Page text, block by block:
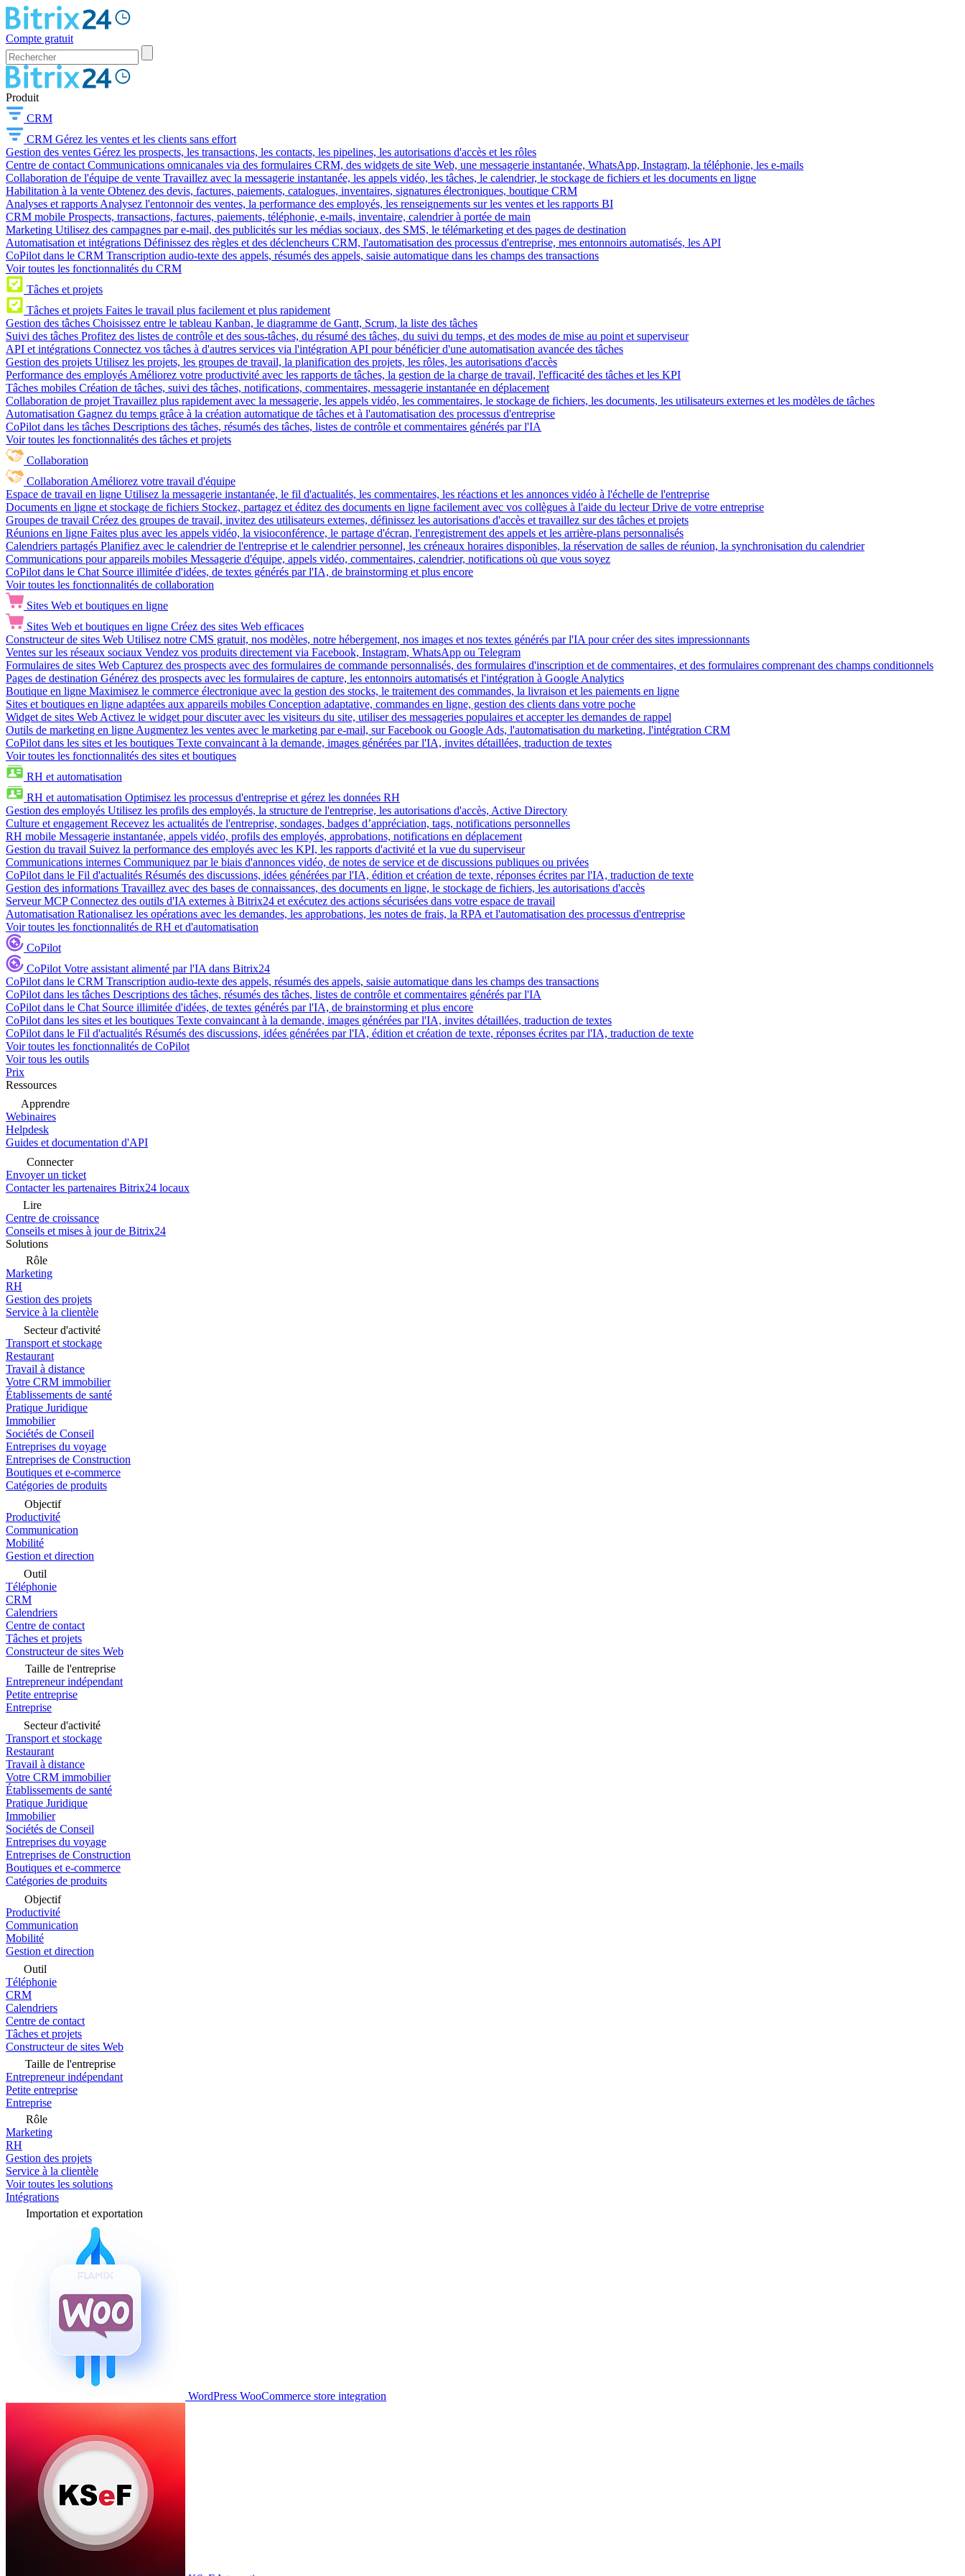
Compte gratuit
Produit
CRM
CRM Gérez les ventes et les clients sans effort
Gestion des ventes Gérez les prospects, les transactions, les contacts, les pipelines, les autorisations d'accès et les rôles
Centre de contact Communications omnicanales via des formulaires CRM, des widgets de site Web, une messagerie instantanée, WhatsApp, Instagram, la téléphonie, les e-mails
Collaboration de l'équipe de vente Travaillez avec la messagerie instantanée, les appels vidéo, les tâches, le calendrier, le stockage de fichiers et les documents en ligne
Habilitation à la vente Obtenez des devis, factures, paiements, catalogues, inventaires, signatures électroniques, boutique CRM
Analyses et rapports Analysez l'entonnoir des ventes, la performance des employés, les renseignements sur les ventes et les rapports BI
CRM mobile Prospects, transactions, factures, paiements, téléphonie, e-mails, inventaire, calendrier à portée de main
Marketing Utilisez des campagnes par e-mail, des publicités sur les médias sociaux, des SMS, le télémarketing et des pages de destination
Automatisation et intégrations Définissez des règles et des déclencheurs CRM, l'automatisation des processus d'entreprise, mes entonnoirs automatisés, les API
CoPilot dans le CRM Transcription audio-texte des appels, résumés des appels, saisie automatique dans les champs des transactions
Voir toutes les fonctionnalités du CRM
Tâches et projets
Tâches et projets Faites le travail plus facilement et plus rapidement
Gestion des tâches Choisissez entre le tableau Kanban, le diagramme de Gantt, Scrum, la liste des tâches
Suivi des tâches Profitez des listes de contrôle et des sous-tâches, du résumé des tâches, du suivi du temps, et des modes de mise au point et superviseur
API et intégrations Connectez vos tâches à d'autres services via l'intégration API pour bénéficier d'une automatisation avancée des tâches
Gestion des projets Utilisez les projets, les groupes de travail, la planification des projets, les rôles, les autorisations d'accès
Performance des employés Améliorez votre productivité avec les rapports de tâches, la gestion de la charge de travail, l'efficacité des tâches et les KPI
Tâches mobiles Création de tâches, suivi des tâches, notifications, commentaires, messagerie instantanée en déplacement
Collaboration de projet Travaillez plus rapidement avec la messagerie, les appels vidéo, les commentaires, le stockage de fichiers, les documents, les utilisateurs externes et les modèles de tâches
Automatisation Gagnez du temps grâce à la création automatique de tâches et à l'automatisation des processus d'entreprise
CoPilot dans les tâches Descriptions des tâches, résumés des tâches, listes de contrôle et commentaires générés par l'IA
Voir toutes les fonctionnalités des tâches et projets
Collaboration
Collaboration Améliorez votre travail d'équipe
Espace de travail en ligne Utilisez la messagerie instantanée, le fil d'actualités, les commentaires, les réactions et les annonces vidéo à l'échelle de l'entreprise
Documents en ligne et stockage de fichiers Stockez, partagez et éditez des documents en ligne facilement avec vos collègues à l'aide du lecteur Drive de votre entreprise
Groupes de travail Créez des groupes de travail, invitez des utilisateurs externes, définissez les autorisations d'accès et travaillez sur des tâches et projets
Réunions en ligne Faites plus avec les appels vidéo, la visioconférence, le partage d'écran, l'enregistrement des appels et les arrière-plans personnalisés
Calendriers partagés Planifiez avec le calendrier de l'entreprise et le calendrier personnel, les créneaux horaires disponibles, la réservation de salles de réunion, la synchronisation du calendrier
Communications pour appareils mobiles Messagerie d'équipe, appels vidéo, commentaires, calendrier, notifications où que vous soyez
CoPilot dans le Chat Source illimitée d'idées, de textes générés par l'IA, de brainstorming et plus encore
Voir toutes les fonctionnalités de collaboration
Sites Web et boutiques en ligne
Sites Web et boutiques en ligne Créez des sites Web efficaces
Constructeur de sites Web Utilisez notre CMS gratuit, nos modèles, notre hébergement, nos images et nos textes générés par l'IA pour créer des sites impressionnants
Ventes sur les réseaux sociaux Vendez vos produits directement via Facebook, Instagram, WhatsApp ou Telegram
Formulaires de sites Web Capturez des prospects avec des formulaires de commande personnalisés, des formulaires d'inscription et de commentaires, et des formulaires comprenant des champs conditionnels
Pages de destination Générez des prospects avec les formulaires de capture, les entonnoirs automatisés et l'intégration à Google Analytics
Boutique en ligne Maximisez le commerce électronique avec la gestion des stocks, le traitement des commandes, la livraison et les paiements en ligne
Sites et boutiques en ligne adaptées aux appareils mobiles Conception adaptative, commandes en ligne, gestion des clients dans votre poche
Widget de sites Web Activez le widget pour discuter avec les visiteurs du site, utiliser des messageries populaires et accepter les demandes de rappel
Outils de marketing en ligne Augmentez les ventes avec le marketing par e-mail, sur Facebook ou Google Ads, l'automatisation du marketing, l'intégration CRM
CoPilot dans les sites et les boutiques Texte convaincant à la demande, images générées par l'IA, invites détaillées, traduction de textes
Voir toutes les fonctionnalités des sites et boutiques
RH et automatisation
RH et automatisation Optimisez les processus d'entreprise et gérez les données RH
Gestion des employés Utilisez les profils des employés, la structure de l'entreprise, les autorisations d'accès, Active Directory
Culture et engagement Recevez les actualités de l'entreprise, sondages, badges d’appréciation, tags, notifications personnelles
RH mobile Messagerie instantanée, appels vidéo, profils des employés, approbations, notifications en déplacement
Gestion du travail Suivez la performance des employés avec les KPI, les rapports d'activité et la vue du superviseur
Communications internes Communiquez par le biais d'annonces vidéo, de notes de service et de discussions publiques ou privées
CoPilot dans le Fil d'actualités Résumés des discussions, idées générées par l'IA, édition et création de texte, réponses écrites par l'IA, traduction de texte
Gestion des informations Travaillez avec des bases de connaissances, des documents en ligne, le stockage de fichiers, les autorisations d'accès
Serveur MCP Connectez des outils d'IA externes à Bitrix24 et exécutez des actions sécurisées dans votre espace de travail
Automatisation Rationalisez les opérations avec les demandes, les approbations, les notes de frais, la RPA et l'automatisation des processus d'entreprise
Voir toutes les fonctionnalités de RH et d'automatisation
CoPilot
CoPilot Votre assistant alimenté par l'IA dans Bitrix24
CoPilot dans le CRM Transcription audio-texte des appels, résumés des appels, saisie automatique dans les champs des transactions
CoPilot dans les tâches Descriptions des tâches, résumés des tâches, listes de contrôle et commentaires générés par l'IA
CoPilot dans le Chat Source illimitée d'idées, de textes générés par l'IA, de brainstorming et plus encore
CoPilot dans les sites et les boutiques Texte convaincant à la demande, images générées par l'IA, invites détaillées, traduction de textes
CoPilot dans le Fil d'actualités Résumés des discussions, idées générées par l'IA, édition et création de texte, réponses écrites par l'IA, traduction de texte
Voir toutes les fonctionnalités de CoPilot
Voir tous les outils
Prix
Ressources
Apprendre
Webinaires
Helpdesk
Guides et documentation d'API
Connecter
Envoyer un ticket
Contacter les partenaires Bitrix24 locaux
Lire
Centre de croissance
Conseils et mises à jour de Bitrix24
Solutions
Rôle
Marketing
RH
Gestion des projets
Service à la clientèle
Secteur d'activité
Transport et stockage
Restaurant
Travail à distance
Votre CRM immobilier
Établissements de santé
Pratique Juridique
Immobilier
Sociétés de Conseil
Entreprises du voyage
Entreprises de Construction
Boutiques et e-commerce
Catégories de produits
Objectif
Productivité
Communication
Mobilité
Gestion et direction
Outil
Téléphonie
CRM
Calendriers
Centre de contact
Tâches et projets
Constructeur de sites Web
Taille de l'entreprise
Entrepreneur indépendant
Petite entreprise
Entreprise
Secteur d'activité
Transport et stockage
Restaurant
Travail à distance
Votre CRM immobilier
Établissements de santé
Pratique Juridique
Immobilier
Sociétés de Conseil
Entreprises du voyage
Entreprises de Construction
Boutiques et e-commerce
Catégories de produits
Objectif
Productivité
Communication
Mobilité
Gestion et direction
Outil
Téléphonie
CRM
Calendriers
Centre de contact
Tâches et projets
Constructeur de sites Web
Taille de l'entreprise
Entrepreneur indépendant
Petite entreprise
Entreprise
Rôle
Marketing
RH
Gestion des projets
Service à la clientèle
Voir toutes les solutions
Intégrations
Importation et exportation
WordPress WooCommerce store integration